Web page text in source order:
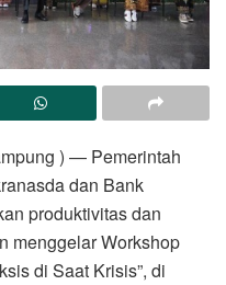
) — Pemerintah
dan Bank
produktivitas dan
menggelar Workshop
di Saat Krisis”, di